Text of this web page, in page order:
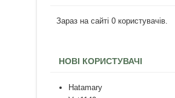
Зараз на сайті 0 користувачів.
НОВІ КОРИСТУВАЧІ
Hatamary